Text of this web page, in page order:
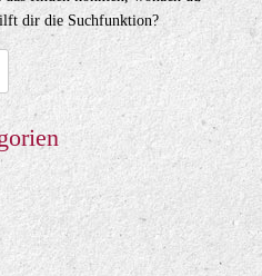
dir die Suchfunktion?